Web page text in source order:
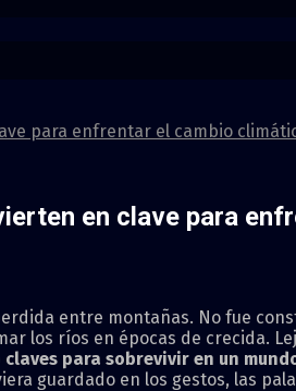
para enfrentar el cambio
en clave para
entre montañas. No fue
los ríos en épocas de crecida.
para sobrevivir en un
guardado en los gestos, las